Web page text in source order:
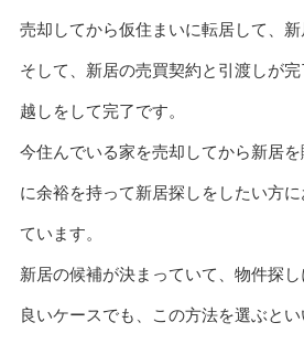
売却してから仮住まいに転居して、新
そして、新居の売買契約と引渡しが
越しをして完了です。
今住んでいる家を売却してから新居
に余裕を持って新居探しをしたい方
ています。
新居の候補が決まっていて、物件探
良いケースでも、この方法を選ぶとい